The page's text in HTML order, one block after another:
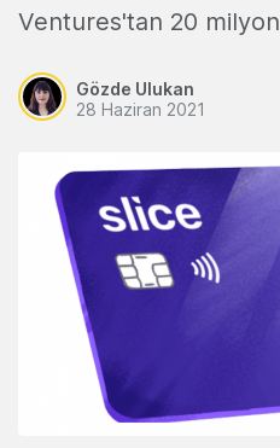
Ventures'tan 20 milyon
Gözde Ulukan
28 Haziran 2021